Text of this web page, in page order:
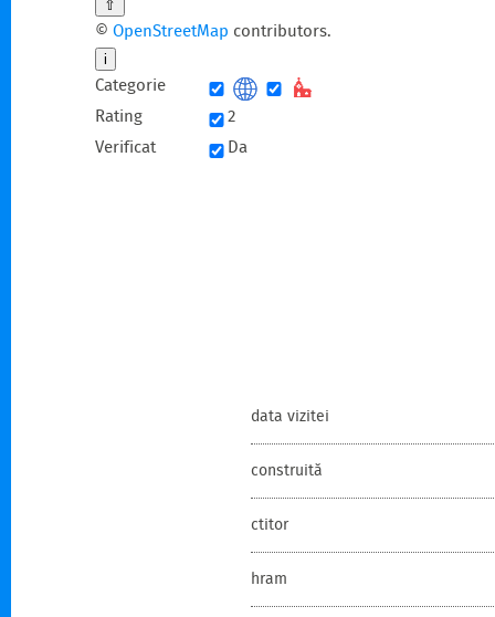
⇧
© OpenStreetMap contributors.
i
Categorie
Rating
2
Verificat
Da
data vizitei
construită
ctitor
hram